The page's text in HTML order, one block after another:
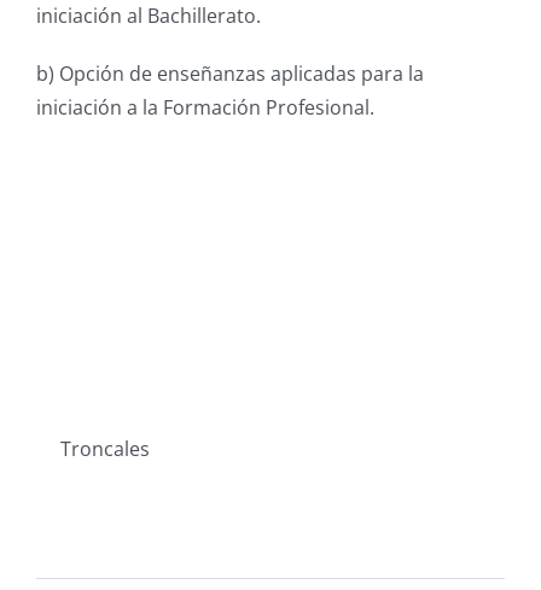
iniciación al Bachillerato.
b) Opción de enseñanzas aplicadas para la
iniciación a la Formación Profesional.
Troncales